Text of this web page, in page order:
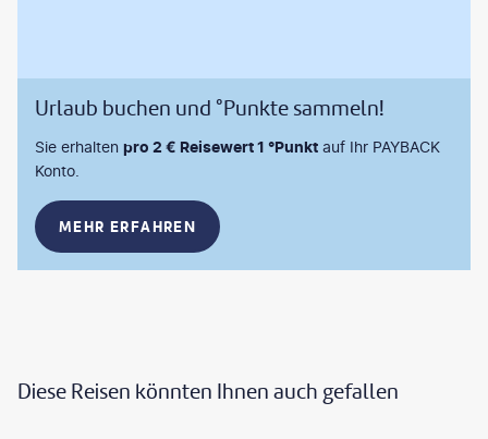
Urlaub buchen und °Punkte sammeln!
Sie erhalten pro 2 € Reisewert 1 °Punkt auf Ihr PAYBACK
Konto.
MEHR ERFAHREN
Diese Reisen könnten Ihnen auch gefallen